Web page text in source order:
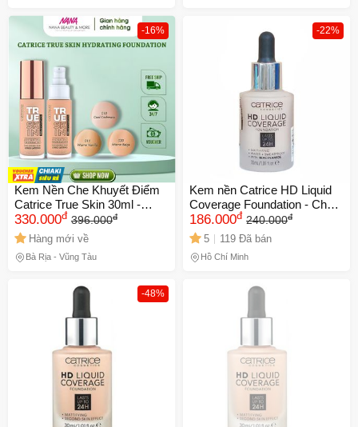
-16%
Kem Nền Che Khuyết Điểm
Catrice True Skin 30ml -
Hydrating Foundation Tự
Nhiên, Bền Lâu, Phù Hợp
Mọi Loại Da
330.000đ 396.000đ
Hàng mới về
Bà Rịa - Vũng Tàu
-22%
Kem nền Catrice HD Liquid
Coverage Foundation - Che
phủ hoàn hảo, lớp nền mỏng
nhẹ, không bí da, giữ màu
24h, chống nắng SPF 25
186.000đ 240.000đ
5 119 Đã bán
Hồ Chí Minh
-48%
Giảm ngay-cho bất kỳ đơn hàng nào.
XXX-XXXX
Số lần áp dụng:1lần
Áp dụng cho đơn hàng từ:0
Chỉ áp dụng cho gian hàng:
Ngày hết hạn:
LẤY MÃ NGAY